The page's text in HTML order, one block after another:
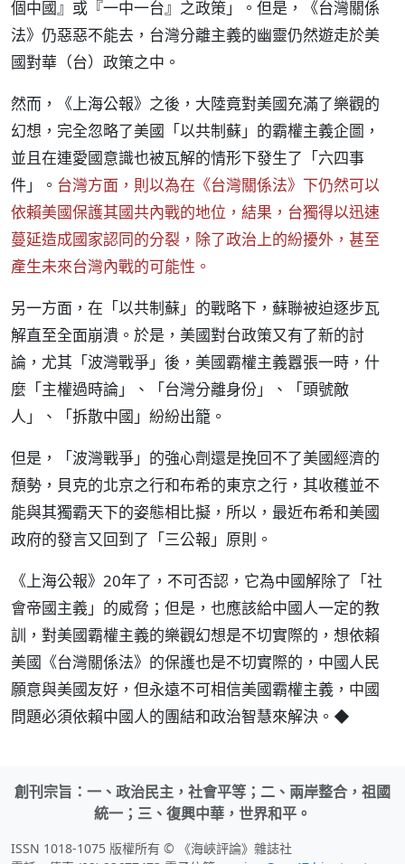
個中國』或『一中一台』之政策」。但是，《台灣關係
法》仍惡惡不能去，台灣分離主義的幽靈仍然遊走於美
國對華（台）政策之中。
然而，《上海公報》之後，大陸竟對美國充滿了樂觀的
幻想，完全忽略了美國「以共制蘇」的霸權主義企圖，
並且在連愛國意識也被瓦解的情形下發生了「六四事
件」。 台灣方面，則以為在《台灣關係法》下仍然可以
依賴美國保護其國共內戰的地位，結果，台獨得以迅速
蔓延造成國家認同的分裂，除了政治上的紛擾外，甚至
產生未來台灣內戰的可能性。
另一方面，在「以共制蘇」的戰略下，蘇聯被迫逐步瓦
解直至全面崩潰。於是，美國對台政策又有了新的討
論，尤其「波灣戰爭」後，美國霸權主義囂張一時，什
麼「主權過時論」、「台灣分離身份」、「頭號敵
人」、「拆散中國」紛紛出籠。
但是，「波灣戰爭」的強心劑還是挽回不了美國經濟的
頹勢，貝克的北京之行和布希的東京之行，其收穫並不
能與其獨霸天下的姿態相比擬，所以，最近布希和美國
政府的發言又回到了「三公報」原則。
《上海公報》20年了，不可否認，它為中國解除了「社
會帝國主義」的威脅；但是，也應該給中國人一定的教
訓，對美國霸權主義的樂觀幻想是不切實際的，想依賴
美國《台灣關係法》的保護也是不切實際的，中國人民
願意與美國友好，但永遠不可相信美國霸權主義，中國
問題必須依賴中國人的團結和政治智慧來解決。◆
創刊宗旨：一、政治民主，社會平等；二、兩岸整合，祖國
統一；三、復興中華，世界和平。
ISSN 1018-1075 版權所有 © 《海峽評論》雜誌社